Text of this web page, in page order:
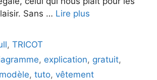
Sans … Lire plus
,TRICOT
, explication, gratuit,
modèle, tuto, vêtement